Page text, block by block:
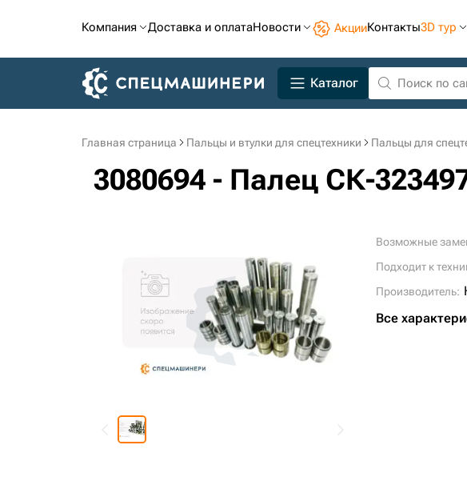
Компания Доставка и оплатаНовости АкцииКонтакты3D тур
Каталог
Главная страница Пальцы и втулки для спецтехники Пальцы для
3080694 - Палец СК-
Возможные
Подходит к
Производитель:
Все